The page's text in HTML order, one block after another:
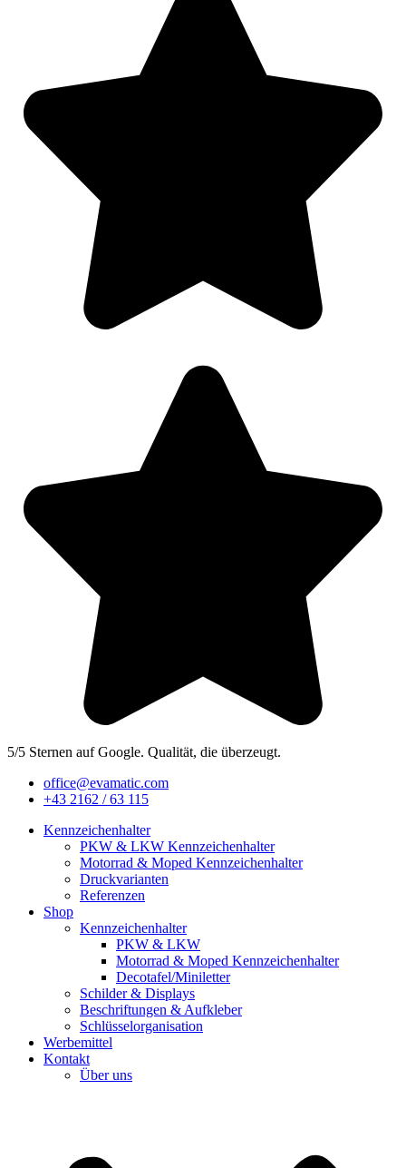
5/5 Sternen auf Google. Qualität, die überzeugt.
office@evamatic.com
+43 2162 / 63 115
Kennzeichenhalter
PKW & LKW Kennzeichenhalter
Motorrad & Moped Kennzeichenhalter
Druckvarianten
Referenzen
Shop
Kennzeichenhalter
PKW & LKW
Motorrad & Moped Kennzeichenhalter
Decotafel/Miniletter
Schilder & Displays
Beschriftungen & Aufkleber
Schlüsselorganisation
Werbemittel
Kontakt
Über uns